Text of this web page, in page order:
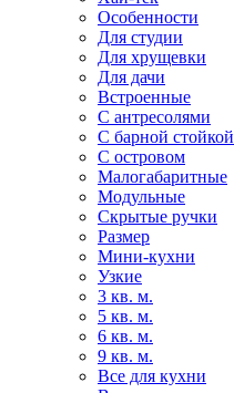
Особенности
Для студии
Для хрущевки
Для дачи
Встроенные
С антресолями
С барной стойкой
С островом
Малогабаритные
Модульные
Скрытые ручки
Размер
Мини-кухни
Узкие
3 кв. м.
5 кв. м.
6 кв. м.
9 кв. м.
Все для кухни